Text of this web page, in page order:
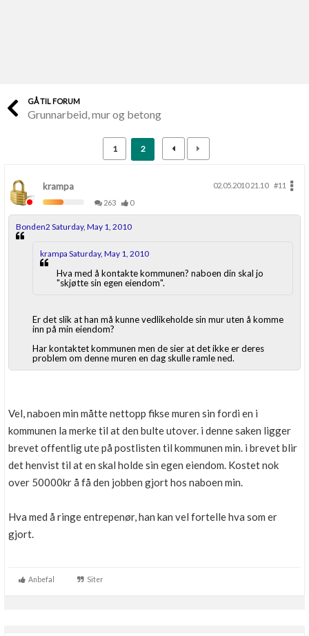
Finn håndverkere
Skaff dokumentasjon som mangler
Kundeservice
Få svar på det du lurer på
Kom i gang med Boligmappa
Se din bolig? Klikk her
Boligmappa+
Få mer ut av Boligmappa
GÅ TIL FORUM
Grunnarbeid, mur og betong
1 2
krampa 02.05.2010 21.10
#11
263
0
Bonden2 Saturday, May 1, 2010
krampa Saturday, May 1, 2010
Hva med å kontakte kommunen? naboen din skal jo
"skjøtte sin egen eiendom".
Er det slik at han må kunne vedlikeholde sin mur uten å komme
inn på min eiendom?
Har kontaktet kommunen men de sier at det ikke er deres
problem om denne muren en dag skulle ramle ned.
Vel, naboen min måtte nettopp fikse muren sin fordi en i
kommunen la merke til at den bulte utover. i denne saken ligger
brevet offentlig ute på postlisten til kommunen min. i brevet blir
det henvist til at en skal holde sin egen eiendom. Kostet nok
over 50000kr å få den jobben gjort hos naboen min.
Hva med å ringe entrepenør, han kan vel fortelle hva som er
gjort.
Anbefal Siter